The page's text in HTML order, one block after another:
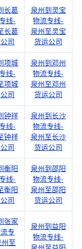
长葛
线-
长葛
司
泉州到灵宝
物流专线-
泉州至灵宝
货运公司
项城
线-
项城
司
泉州到邓州
物流专线-
泉州至邓州
货运公司
钟祥
线-
钟祥
司
泉州到长沙
物流专线-
泉州至长沙
货运公司
衡阳
线-
衡阳
司
泉州到邵阳
物流专线-
泉州至邵阳
货运公司
张家
专
至
泉州到益阳
物流专线-